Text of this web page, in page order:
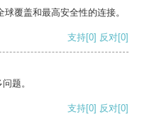
覆盖和最高安全性的连接。
支持[0] 反对[0]
题。
支持[0] 反对[0]